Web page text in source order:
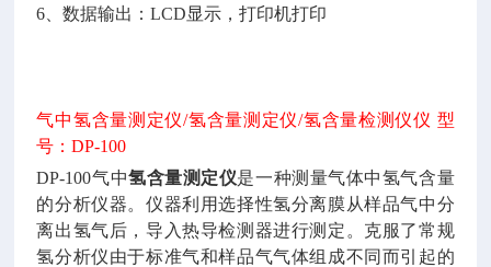
6、数据输出：LCD显示，打印机打印
气中氢含量测定仪/氢含量测定仪/氢含量检测仪仪 型
号：DP-100
DP-100气中氢含量测定仪是一种测量气体中氢气含量
的分析仪器。仪器利用选择性氢分离膜从样品气中分
离出氢气后，导入热导检测器进行测定。克服了常规
氢分析仪由于标准气和样品气气体组成不同而引起的